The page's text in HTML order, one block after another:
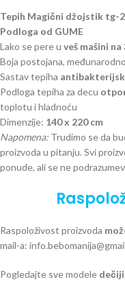
Tepih Magični džojstik tg-
Podloga od GUME
Lako se pere u veš mašini
Boja postojana,
Sastav tepiha
Podloga tepiha za decu
toplotu i hladnoću
Dimenzije: 140 x 220 cm
Napomena: Trudimo se da
proizvoda u pitanju. Svi
ponude, ali se ne
Raspoloživost proizvoda
mail-a:
Pogledajte sve modele